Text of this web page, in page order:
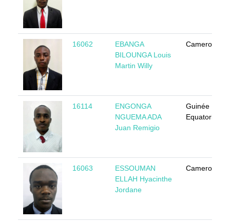
16062
EBANGA
BILOUNGA Louis
Martin Willy
Cameroun
16114
ENGONGA
NGUEMA ADA
Juan Remigio
Guinée
Equatoriale
16063
ESSOUMAN
ELLAH Hyacinthe
Jordane
Cameroun